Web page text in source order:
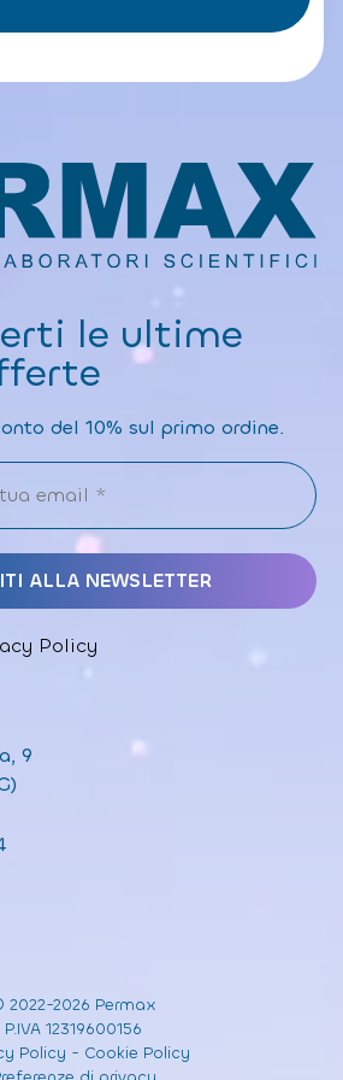
le ultime
del 10% sul primo ordine.
Policy
9
2022-2026 Permax
P.IVA 12319600156
Policy - Cookie Policy